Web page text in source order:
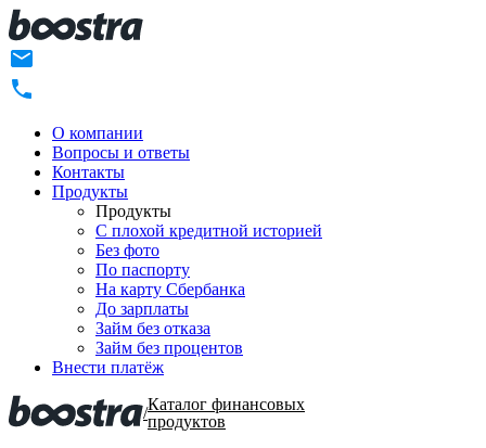
О компании
Вопросы и ответы
Контакты
Продукты
Продукты
C плохой кредитной историей
Без фото
По паспорту
На карту Сбербанка
До зарплаты
Займ без отказа
Займ без процентов
Внести платёж
/Каталог финансовых
продуктов